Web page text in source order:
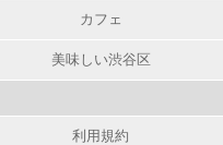
カフェ
美味しい渋谷区
利用規約